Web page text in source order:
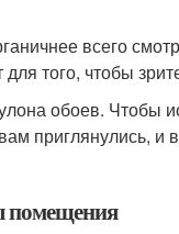
всего
того, чтобы
обоев.
приглянулись,
помещения